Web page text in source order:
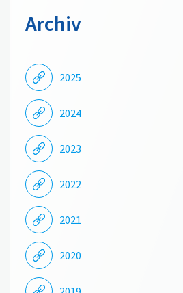
Archiv
2025
2024
2023
2022
2021
2020